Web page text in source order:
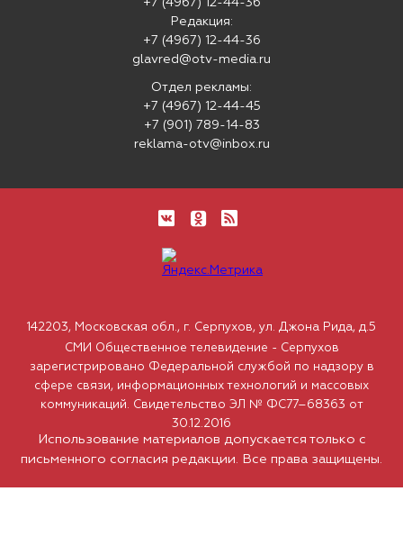
+7 (4967) 12-44-36
Редакция:
+7 (4967) 12-44-36
glavred@otv-media.ru
Отдел рекламы:
+7 (4967) 12-44-45
+7 (901) 789-14-83
reklama-otv@inbox.ru
Использование материалов допускается только с
письменного согласия редакции. Все права защищены.
142203, Московская обл., г. Серпухов, ул. Джона Рида, д.5
СМИ Общественное телевидение - Серпухов
зарегистрировано Федеральной службой по надзору в
сфере связи, информационных технологий и массовых
коммуникаций. Свидетельство ЭЛ № ФС77–68363 от
30.12.2016